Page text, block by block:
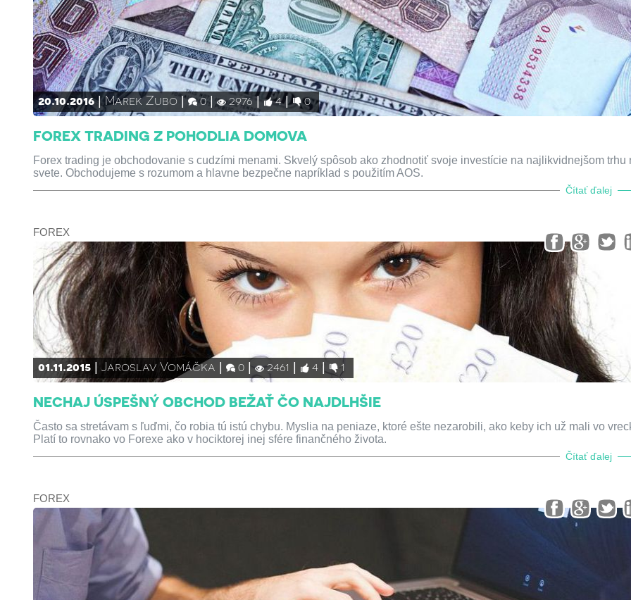
20.10.2016 Marek Zubo 0 2976 4 0
FOREX TRADING Z POHODLIA DOMOVA
Forex trading je obchodovanie s cudzími menami. Skvelý spôsob ako zhodnotiť svoje investície na najlikvidnejšom trhu
svete. Obchodujeme s rozumom a hlavne bezpečne napríklad s použitím AOS.
Čítať ďalej
FOREX
01.11.2015 Jaroslav Vomáčka 0 2461 4 1
NECHAJ ÚSPEŠNÝ OBCHOD BEŽAŤ ČO NAJDLHŠIE
Často sa stretávam s ľuďmi, čo robia tú istú chybu. Myslia na peniaze, ktoré ešte nezarobili, ako keby ich už mali vo
Platí to rovnako vo Forexe ako v hociktorej inej sfére finančného života.
Čítať ďalej
FOREX